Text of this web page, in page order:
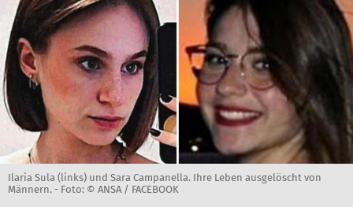
Ilaria Sula (links) und Sara Campanella. Ihre Leben ausgelöscht von
Männern. - Foto: © ANSA / FACEBOOK